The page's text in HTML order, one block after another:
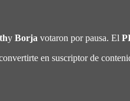
y Borja votaron por pausa. El
en suscriptor de